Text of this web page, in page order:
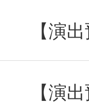
【演
【演